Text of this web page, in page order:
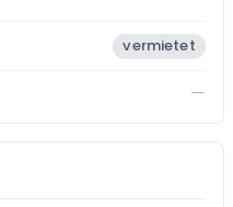
vermietet